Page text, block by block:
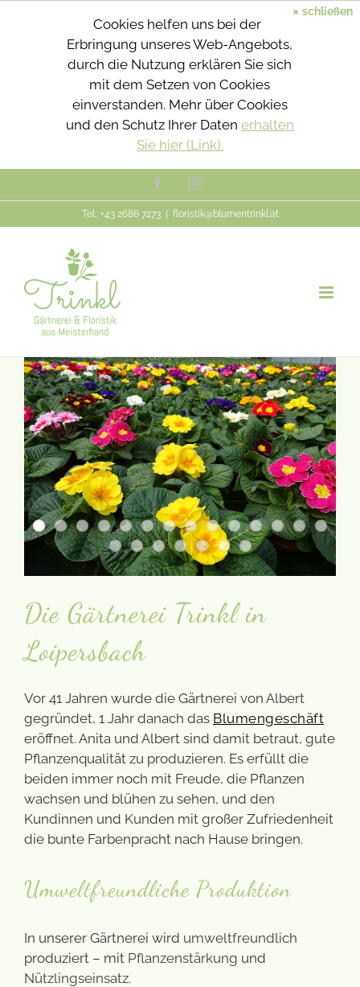
× schließen
Cookies helfen uns bei der
Erbringung unseres Web-Angebots,
durch die Nutzung erklären Sie sich
mit dem Setzen von Cookies
einverstanden. Mehr über Cookies
und den Schutz Ihrer Daten erhalten
Sie hier (Link).
Inhalt
FacebookInstagram
Tel.: +43 2686 7273 floristik@blumentrinkl.at
Die Gärtnerei Trinkl in
Loipersbach
Vor 41 Jahren wurde die Gärtnerei von Albert
gegründet, 1 Jahr danach das Blumengeschäft
eröffnet. Anita und Albert sind damit betraut, gute
Pflanzenqualität zu produzieren. Es erfüllt die
beiden immer noch mit Freude, die Pflanzen
wachsen und blühen zu sehen, und den
Kundinnen und Kunden mit großer Zufriedenheit
die bunte Farbenpracht nach Hause bringen.
Umweltfreundliche Produktion
In unserer Gärtnerei wird umweltfreundlich
produziert – mit Pflanzenstärkung und
Nützlingseinsatz.